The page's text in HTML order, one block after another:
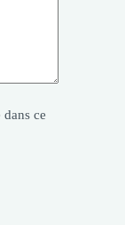
ce